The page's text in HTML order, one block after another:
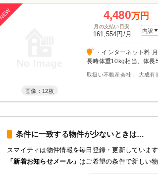
画像：12枚
4,480万円
月の支払い目安:
161,554円/月 内訳
・インターネット
長時体重10kg相当、体長
置場 空きあり（月額
取扱い不動産会社： 大成
条件に一致する物件が少ないときは…
スマイティは物件情報を毎日登録・更新しています
「新着お知らせメール」 はご希望の条件で新しい